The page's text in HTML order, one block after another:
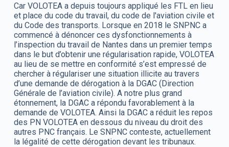
Car VOLOTEA a depuis toujours appliqué les FTL en lieu
et place du code du travail, du code de l'aviation civile et
du Code des transports. Lorsque en 2018 le SNPNC a
commencé à dénoncer ces dysfonctionnements à
l’inspection du travail de Nantes dans un premier temps
dans le but d’obtenir une régularisation rapide, VOLOTEA
au lieu de se mettre en conformité s’est empressé de
chercher à régulariser une situation illicite au travers
d’une demande de dérogation à la DGAC (Direction
Générale de l’aviation civile). A notre plus grand
étonnement, la DGAC a répondu favorablement à la
demande de VOLOTEA. Ainsi la DGAC a réduit les repos
des PN VOLOTEA en dessous du niveau du droit des
autres PNC français. Le SNPNC conteste, actuellement
la légalité de cette dérogation devant les tribunaux.